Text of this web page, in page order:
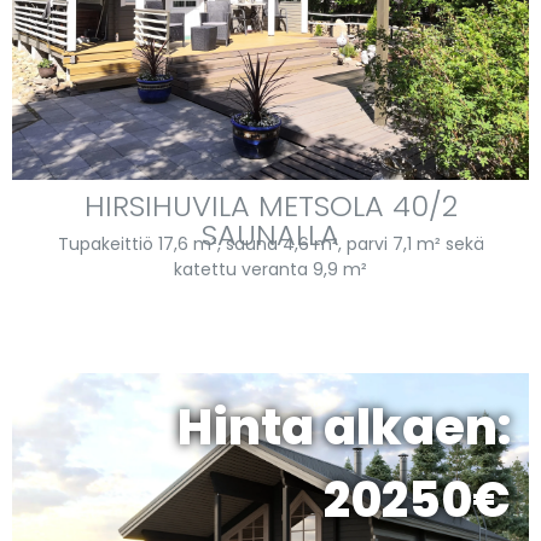
HIRSIHUVILA METSOLA 40/2
SAUNALLA
Tupakeittiö 17,6 m², sauna 4,6 m², parvi 7,1 m² sekä
katettu veranta 9,9 m²
Hinta alkaen:
20250€